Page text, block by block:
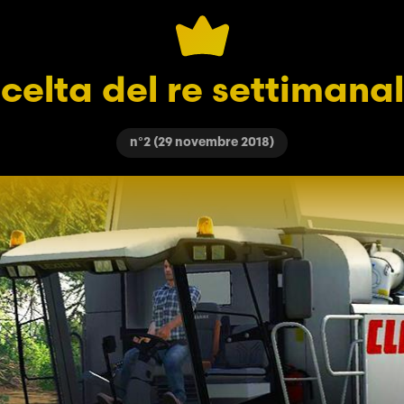
del re
n°2 (29 novembre 2018)